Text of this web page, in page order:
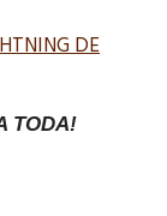
DE
TODA!